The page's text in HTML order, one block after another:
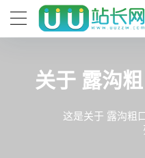
关于 露沟
这是关于 露沟粗